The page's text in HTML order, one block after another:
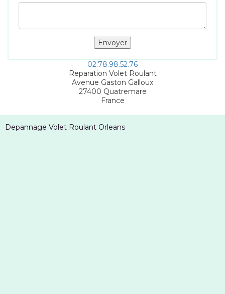
02.78.98.52.76
Reparation Volet Roulant
Avenue Gaston Galloux
27400 Quatremare
France
Depannage Volet Roulant Orleans